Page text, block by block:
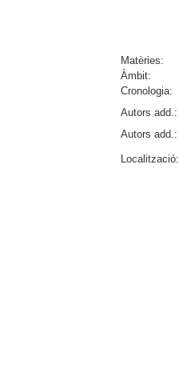
Matèries:
Àmbit:
Cronologia:
Autors add.:
Autors add.:
Localització: